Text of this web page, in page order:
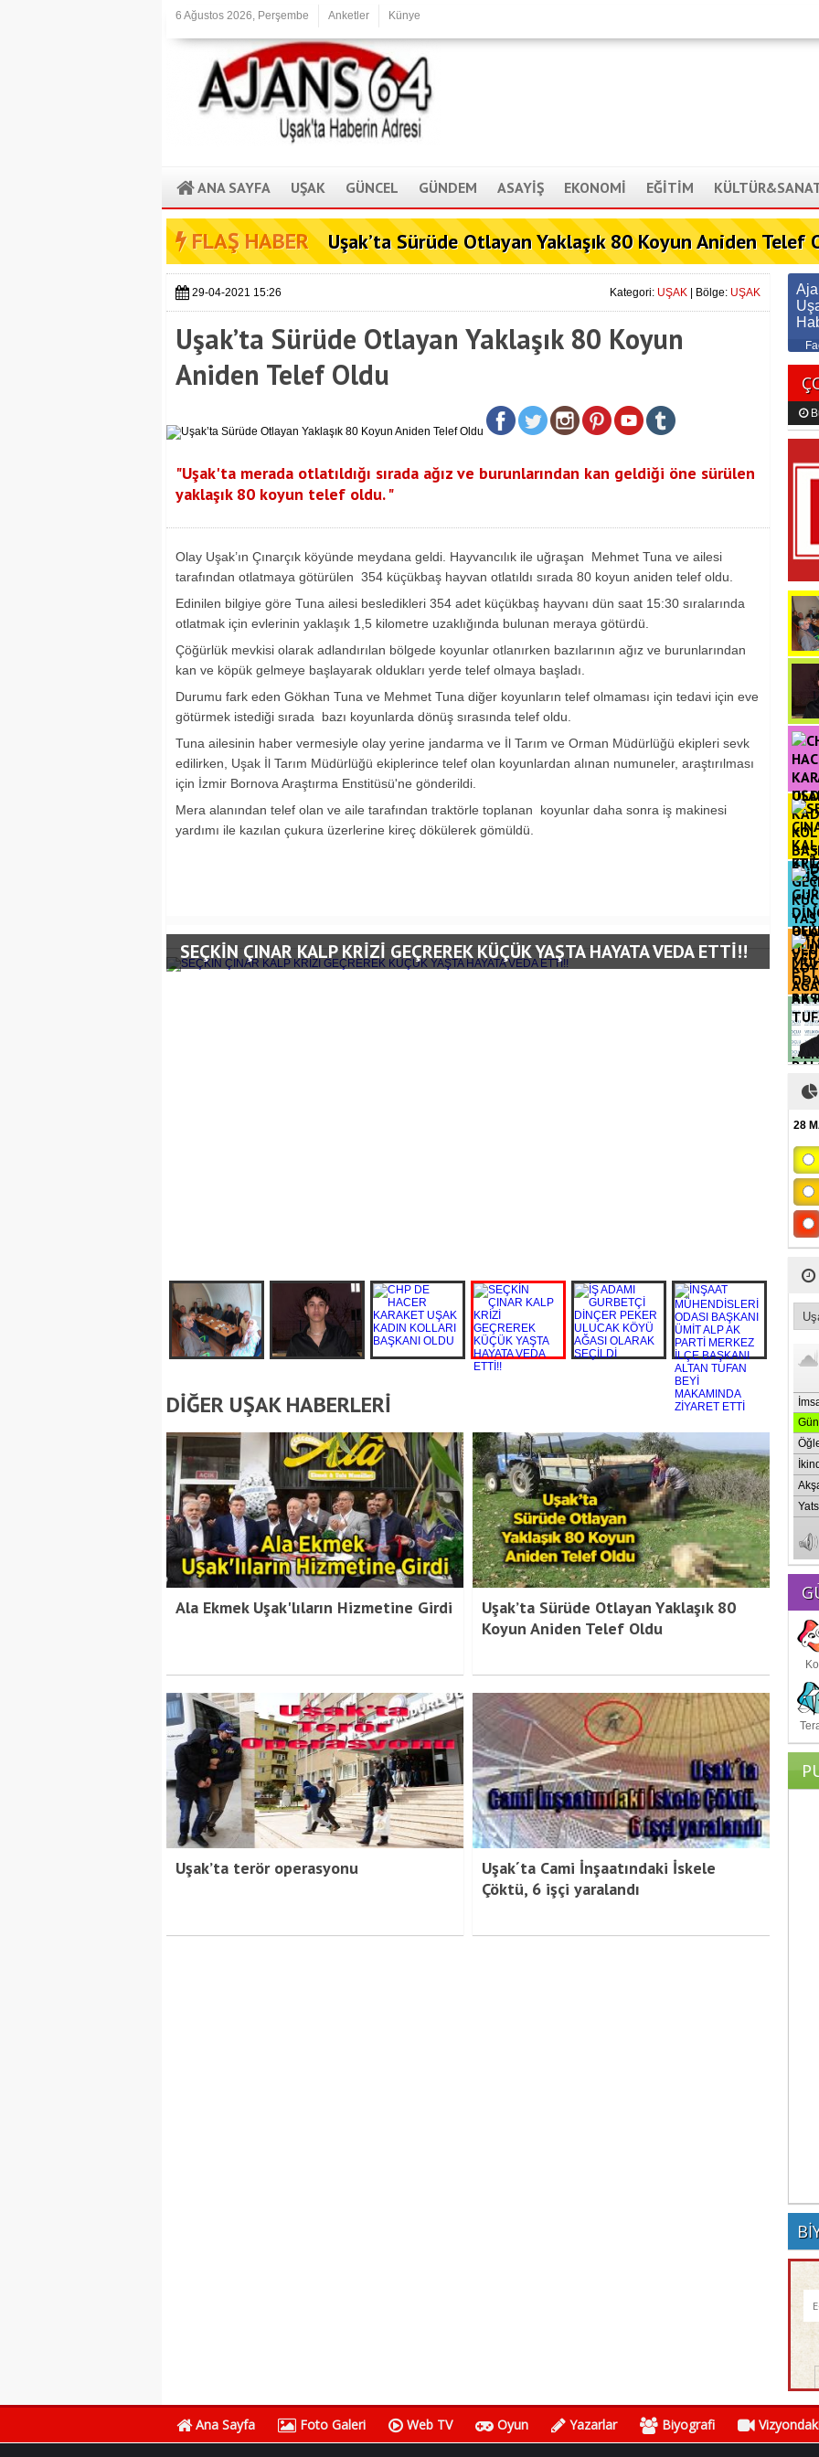
6 Ağustos 2026, Perşembe Anketler Künye
ANA SAYFA UŞAK GÜNCEL GÜNDEM ASAYİŞ EKONOMİ EĞİTİM
FLAŞ HABER Uşak’ta Sürüde Otlayan Yaklaşık 80 Koyun Aniden Telef
29-04-2021 15:26 Kategori: UŞAK | Bölge: UŞAK
Uşak’ta Sürüde Otlayan Yaklaşık 80 Koyun
Aniden Telef Oldu
"Uşak'ta merada otlatıldığı sırada ağız ve burunlarından kan geldiği öne sürülen
yaklaşık 80 koyun telef oldu. "
Olay Uşak’ın Çınarçık köyünde meydana geldi. Hayvancılık ile uğraşan Mehmet Tuna ve ailesi
tarafından otlatmaya götürülen 354 küçükbaş hayvan otlatıldı sırada 80 koyun aniden telef oldu.
Edinilen bilgiye göre Tuna ailesi besledikleri 354 adet küçükbaş hayvanı dün saat 15:30 sıralarında
otlatmak için evlerinin yaklaşık 1,5 kilometre uzaklığında bulunan meraya götürdü.
Çöğürlük mevkisi olarak adlandırılan bölgede koyunlar otlanırken bazılarının ağız ve burunlarından
kan ve köpük gelmeye başlayarak oldukları yerde telef olmaya başladı.
Durumu fark eden Gökhan Tuna ve Mehmet Tuna diğer koyunların telef olmaması için tedavi için eve
götürmek istediği sırada bazı koyunlarda dönüş sırasında telef oldu.
Tuna ailesinin haber vermesiyle olay yerine jandarma ve İl Tarım ve Orman Müdürlüğü ekipleri sevk
edilirken, Uşak İl Tarım Müdürlüğü ekiplerince telef olan koyunlardan alınan numuneler, araştırılması
için İzmir Bornova Araştırma Enstitüsü'ne gönderildi.
Mera alanından telef olan ve aile tarafından traktörle toplanan koyunlar daha sonra iş makinesi
yardımı ile kazılan çukura üzerlerine kireç dökülerek gömüldü.
SEÇKİN ÇINAR KALP KRİZİ GEÇREREK KÜÇÜK YAŞTA HAYATA VEDA ETTİ!!
DİĞER UŞAK HABERLERİ
Ala Ekmek Uşak'lıların Hizmetine Girdi
Uşak’ta Sürüde Otlayan Yaklaşık 80
Koyun Aniden Telef Oldu
Uşak’ta terör operasyonu
Uşak´ta Cami İnşaatındaki İskele
Çöktü, 6 işçi yaralandı
AK
28
Ana Sayfa Foto Galeri Web TV Oyun Yazarlar Biyografi